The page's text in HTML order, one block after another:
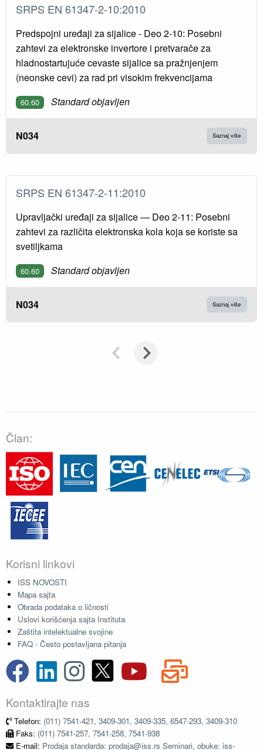
SRPS EN 61347-2-10:2010
Predspojni uređaji za sijalice - Deo 2-10: Posebni
zahtevi za elektronske invertore i pretvarače za
hladnostartujuće cevaste sijalice sa pražnjenjem
(neonske cevi) za rad pri visokim frekvencijama
60.60 Standard objavljen
N034 Saznaj više
SRPS EN 61347-2-11:2010
Upravljački uređaji za sijalice — Deo 2-11: Posebni
zahtevi za različita elektronska kola koja se koriste sa
svetiljkama
60.60 Standard objavljen
N034 Saznaj više
Član:
Korisni linkovi
ISS NOVOSTI
Mapa sajta
Obrada podataka o ličnosti
Uslovi korišćenja sajta Instituta
Zaštita intelektualne svojine
FAQ - Često postavljana pitanja
Kontaktirajte nas
Telefon: (011) 7541-421, 3409-301, 3409-335, 6547-293, 3409-310
Faks: (011) 7541-257, 7541-258, 7541-938
E-mail: Prodaja standarda: prodaja@iss.rs Seminari, obuke: iss-